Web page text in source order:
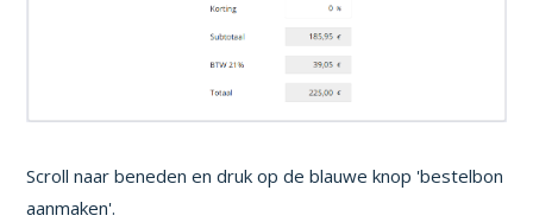
Scroll naar beneden en druk op de blauwe knop 'bestelbon
aanmaken'.